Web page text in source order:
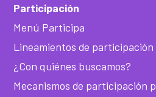
Participación
Menú Participa
Lineamientos de
¿Con quiénes buscamos?
Mecanismos de participación